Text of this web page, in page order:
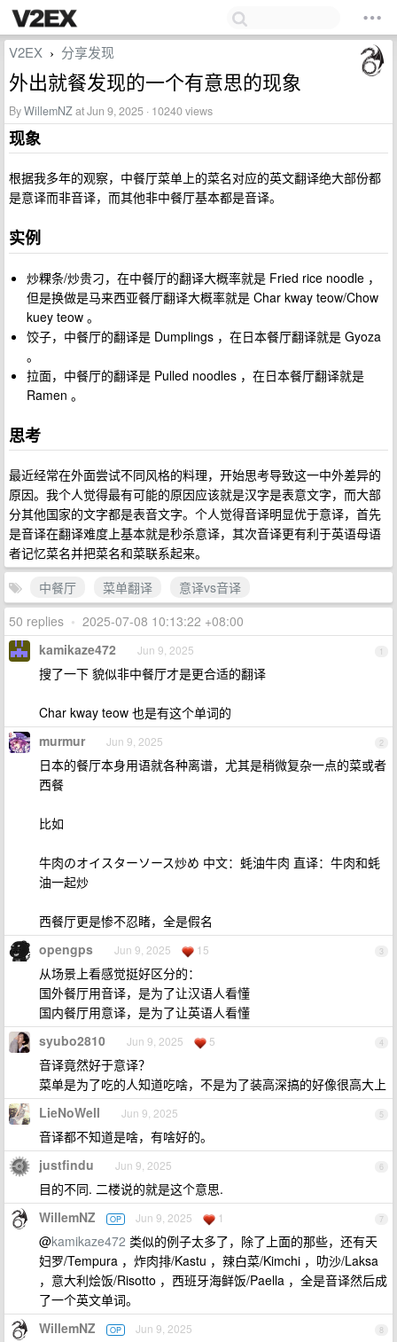
V2EX › 分享发现
外出就餐发现的一个有意思的现象
ByWillemNZat Jun 9, 2025 · 10240 views
现象
根据我多年的观察，中餐厅菜单上的菜名对应的英文翻译绝大部份都
是意译而非音译，而其他非中餐厅基本都是音译。
实例
炒粿条/炒贵刁，在中餐厅的翻译大概率就是 Fried rice noodle ，
但是换做是马来西亚餐厅翻译大概率就是 Char kway teow/Chow
kuey teow 。
饺子，中餐厅的翻译是 Dumplings ，在日本餐厅翻译就是 Gyoza
。
拉面，中餐厅的翻译是 Pulled noodles ，在日本餐厅翻译就是
Ramen 。
思考
最近经常在外面尝试不同风格的料理，开始思考导致这一中外差异的
原因。我个人觉得最有可能的原因应该就是汉字是表意文字，而大部
分其他国家的文字都是表音文字。个人觉得音译明显优于意译，首先
是音译在翻译难度上基本就是秒杀意译，其次音译更有利于英语母语
者记忆菜名并把菜名和菜联系起来。
中餐厅
菜单翻译
意译vs音译
50 replies • 2025-07-08 10:13:22 +08:00
1
kamikaze472 Jun 9, 2025
搜了一下 貌似非中餐厅才是更合适的翻译
Char kway teow 也是有这个单词的
2
murmur Jun 9, 2025
日本的餐厅本身用语就各种离谱，尤其是稍微复杂一点的菜或者
西餐
比如
牛肉のオイスターソース炒め 中文：蚝油牛肉 直译：牛肉和蚝
油一起炒
西餐厅更是惨不忍睹，全是假名
3
opengps Jun 9, 2025 15
从场景上看感觉挺好区分的：
国外餐厅用音译，是为了让汉语人看懂
国内餐厅用意译，是为了让英语人看懂
4
syubo2810 Jun 9, 2025 5
音译竟然好于意译？
菜单是为了吃的人知道吃啥，不是为了装高深搞的好像很高大上
5
LieNoWell Jun 9, 2025
音译都不知道是啥，有啥好的。
6
justfindu Jun 9, 2025
目的不同. 二楼说的就是这个意思.
7
WillemNZ OP Jun 9, 2025 1
@kamikaze472 类似的例子太多了，除了上面的那些，还有天
妇罗/Tempura ，炸肉排/Kastu ，辣白菜/Kimchi ，叻沙/Laksa
，意大利烩饭/Risotto ，西班牙海鲜饭/Paella ，全是音译然后成
了一个英文单词。
8
WillemNZ OP Jun 9, 2025